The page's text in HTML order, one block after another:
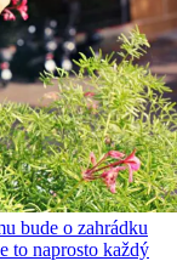
bude o zahrádku
to naprosto každý